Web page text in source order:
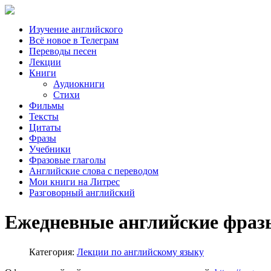
Изучение английского
Всё новое в Телеграм
Переводы песен
Лекции
Книги
Аудиокниги
Стихи
Фильмы
Тексты
Цитаты
Фразы
Учебники
Фразовые глаголы
Английские слова с переводом
Мои книги на Литрес
Разговорный английский
Ежедневные английские
Категория: Лекции по английскому языку